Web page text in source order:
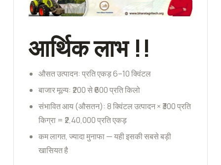
आर्थिक लाभ!!
औसत उत्पादन: प्रति एकड़ 6–10 क्विंटल
बाजार मूल्य: ₹200 से ₹600 प्रति किलो
संभावित आय (औसतन): 8 क्विंटल उत्पादन × ₹300 प्रति
किग्रा = ₹2,40,000 प्रति एकड़
कम लागत, ज्यादा मुनाफा — यही इसकी सबसे बड़ी
खासियत है